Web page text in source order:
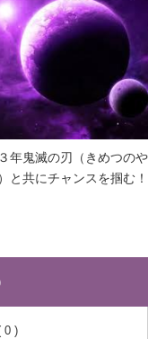
年鬼滅の刃（きめつのや
と共にチャンスを掴む！
0 )